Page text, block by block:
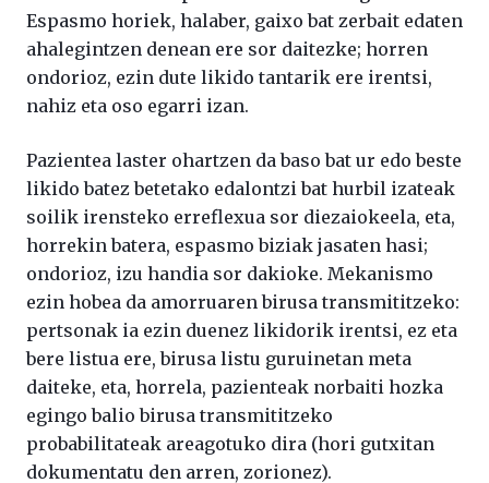
Espasmo horiek, halaber, gaixo bat zerbait edaten
ahalegintzen denean ere sor daitezke; horren
ondorioz, ezin dute likido tantarik ere irentsi,
nahiz eta oso egarri izan.
Pazientea laster ohartzen da baso bat ur edo beste
likido batez betetako edalontzi bat hurbil izateak
soilik irensteko erreflexua sor diezaiokeela, eta,
horrekin batera, espasmo biziak jasaten hasi;
ondorioz, izu handia sor dakioke. Mekanismo
ezin hobea da amorruaren birusa transmititzeko:
pertsonak ia ezin duenez likidorik irentsi, ez eta
bere listua ere, birusa listu guruinetan meta
daiteke, eta, horrela, pazienteak norbaiti hozka
egingo balio birusa transmititzeko
probabilitateak areagotuko dira (hori gutxitan
dokumentatu den arren, zorionez).